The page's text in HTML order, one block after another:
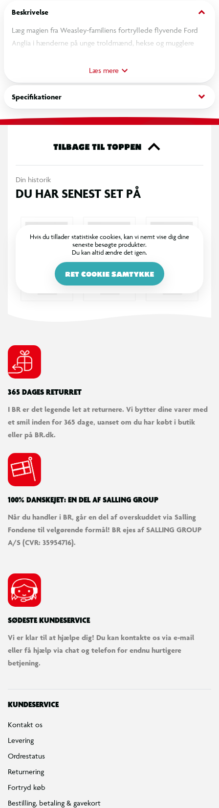
Beskrivelse keyboard_arrow_down
Læg magien fra Weasley-familiens fortryllede flyvende Ford
Anglia i hænderne på unge troldmænd, hekse og mugglere
og leg. Det er en super Harry Potter™-gave til drenge, piger og
fans fra 14 år, og det er den mest detaljerede LEGO® model til
dato af det ikoniske køretøj.
Sæt de klodsbyggede figurer af Ron Weasley™ og Harry Potter
ind i bilen sammen med Harrys kæledyr Hedvig for at
Kammer. Aktivér magiske funktioner for at få bagagerummet
Børn kan bygge med selvtillid ved hjælp af LEGO Builder
appen, hvor de kan zoome, dreje i 3D og følge deres
indeholder 868 elementer.
Læs mere
Specifikationer keyboard_arrow_down
TILBAGE TIL TOPPEN
Din historik
DU HAR SENEST SET PÅ
Hvis du tillader statistiske cookies, kan vi nemt vise dig dine
seneste besøgte produkter.
Du kan altid ændre det igen.
RET COOKIE SAMTYKKE
365 DAGES RETURRET
I BR er det legende let at returnere. Vi bytter dine varer med
et smil inden for 365 dage, uanset om du har købt i butik
eller på BR.dk.
100% DANSKEJET: EN DEL AF SALLING GROUP
Når du handler i BR, går en del af overskuddet via Salling
Fondene til velgørende formål! BR ejes af SALLING GROUP
A/S (CVR: 35954716).
SØDESTE KUNDESERVICE
Vi er klar til at hjælpe dig! Du kan kontakte os via e-mail
eller få hjælp via chat og telefon for endnu hurtigere
betjening.
KUNDESERVICE
Kontakt os
Levering
Ordrestatus
Returnering
Fortryd køb
Bestilling, betaling & gavekort